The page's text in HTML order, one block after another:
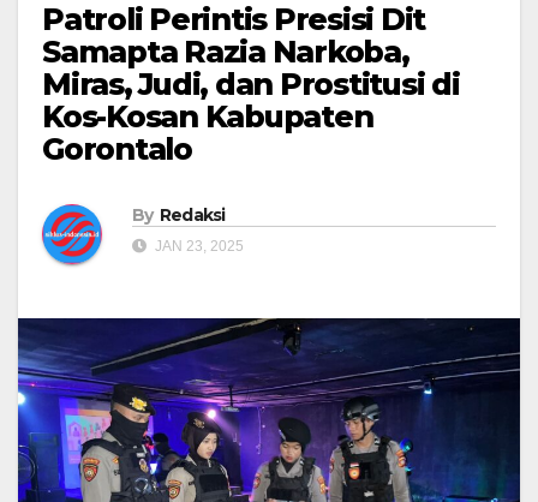
Patroli Perintis Presisi Dit
Samapta Razia Narkoba,
Miras, Judi, dan Prostitusi di
Kos-Kosan Kabupaten
Gorontalo
By Redaksi
JAN 23, 2025